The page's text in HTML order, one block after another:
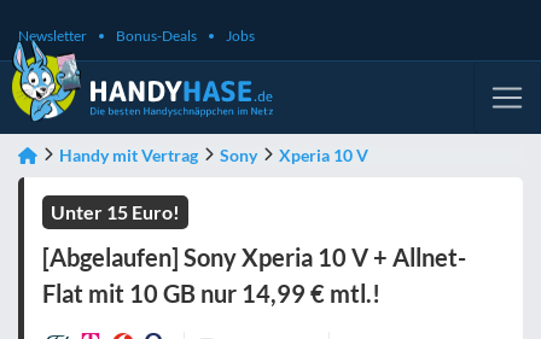
Newsletter Bonus-Deals Jobs
Handy mit Vertrag Sony Xperia 10 V
Unter 15 Euro!
[Abgelaufen] Sony Xperia 10 V + Allnet-
Flat mit 10 GB nur 14,99 € mtl.!